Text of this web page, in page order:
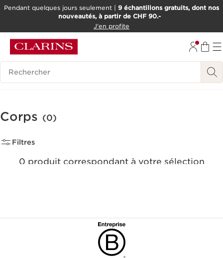
ALLER AU CONTENU
OUTIL D'ACCESSIBILITÉ
Pendant quelques jours seulement | 9 échantillons gratuits, dont nos
nouveautés, à partir de CHF 90.-
J'en profite
Historique des recherches
Corps (0)
Filtres
0 produit correspondant à votre sélection